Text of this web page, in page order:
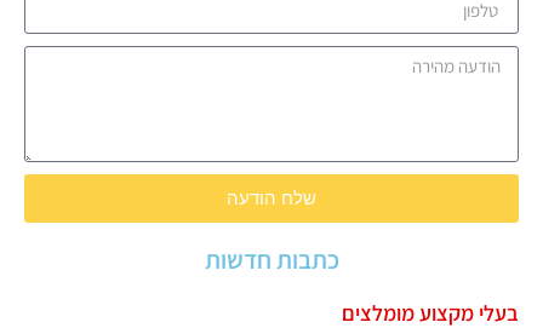
שלח הודעה
כתבות חדשות
בעלי מקצוע מומלצים